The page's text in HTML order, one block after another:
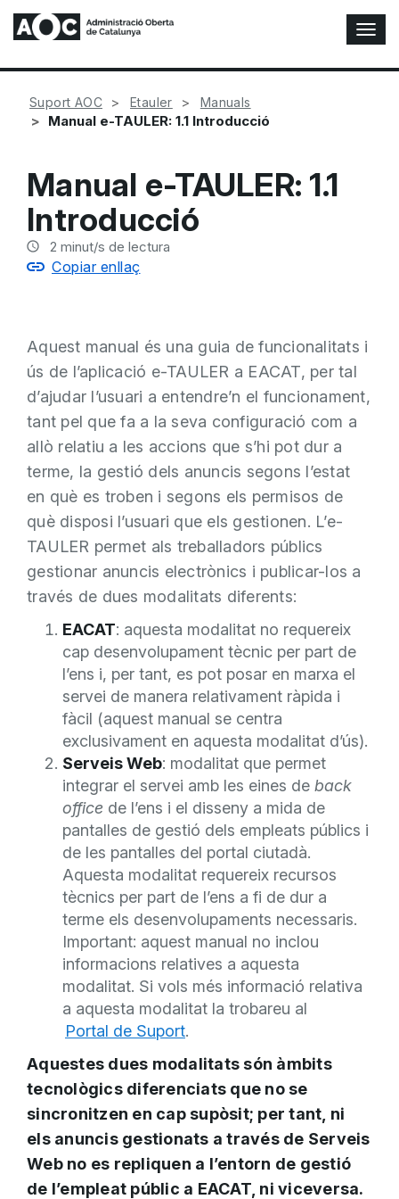
A
l
t
n
Suport AOC Etauler Manuals
Manual e-TAULER: 1.1 Introducció
Manual e-TAULER: 1.1
Introducció
2 minut/s de lectura
Copiar enllaç
Aquest manual és una guia de funcionalitats i
ús de l’aplicació e-TAULER a EACAT, per tal
d’ajudar l’usuari a entendre’n el funcionament,
tant pel que fa a la seva configuració com a
allò relatiu a les accions que s’hi pot dur a
terme, la gestió dels anuncis segons l’estat
en què es troben i segons els permisos de
què disposi l’usuari que els gestionen. L’e-
TAULER permet als treballadors públics
gestionar anuncis electrònics i publicar-los a
través de dues modalitats diferents:
EACAT: aquesta modalitat no requereix
cap desenvolupament tècnic per part de
l’ens i, per tant, es pot posar en marxa el
servei de manera relativament ràpida i
fàcil (aquest manual se centra
exclusivament en aquesta modalitat d’ús).
Serveis Web: modalitat que permet
integrar el servei amb les eines de back
office de l’ens i el disseny a mida de
pantalles de gestió dels empleats públics i
de les pantalles del portal ciutadà.
Aquesta modalitat requereix recursos
tècnics per part de l’ens a fi de dur a
terme els desenvolupaments necessaris.
Important: aquest manual no inclou
informacions relatives a aquesta
modalitat. Si vols més informació relativa
a aquesta modalitat la trobareu al
Portal de Suport.
Aquestes dues modalitats són àmbits
tecnològics diferenciats que no se
sincronitzen en cap supòsit; per tant, ni
els anuncis gestionats a través de Serveis
Web no es repliquen a l’entorn de gestió
de l’empleat públic a EACAT, ni viceversa.